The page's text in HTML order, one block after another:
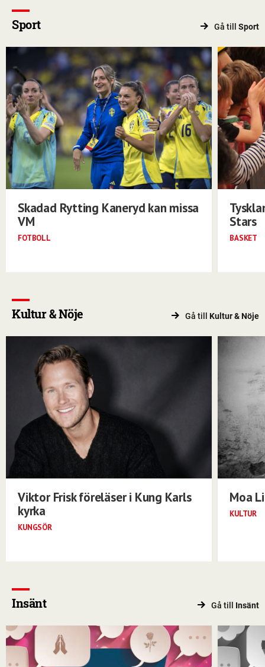
Sport Gå till Sport
Skadad Rytting Kaneryd kan missa
VM
FOTBOLL
Stars
BASKET
Kultur & Nöje Gå till Kultur & Nöje
Viktor Frisk föreläser i Kung Karls
kyrka
KUNGSÖR
Moa
KULTUR
Insänt Gå till Insänt